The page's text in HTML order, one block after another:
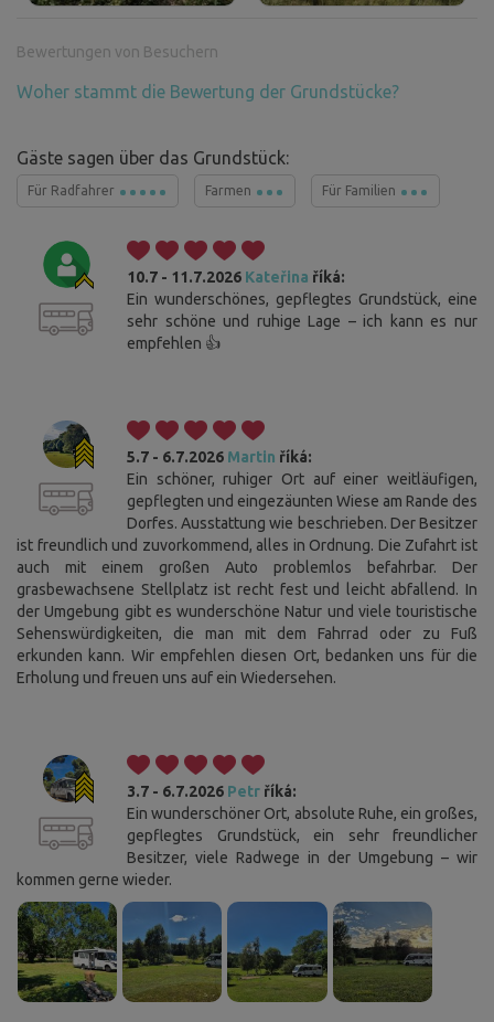
Bewertungen von Besuchern
Woher stammt die Bewertung der Grundstücke?
Gäste sagen über das Grundstück:
Für Radfahrer Farmen Für Familien
10.7 - 11.7.2026 Kateřina říká:
Ein wunderschönes, gepflegtes Grundstück, eine
sehr schöne und ruhige Lage – ich kann es nur
empfehlen 👍
5.7 - 6.7.2026 Martin říká:
Ein schöner, ruhiger Ort auf einer weitläufigen,
gepflegten und eingezäunten Wiese am Rande des
Dorfes. Ausstattung wie beschrieben. Der Besitzer
ist freundlich und zuvorkommend, alles in Ordnung. Die Zufahrt ist
auch mit einem großen Auto problemlos befahrbar. Der
grasbewachsene Stellplatz ist recht fest und leicht abfallend. In
der Umgebung gibt es wunderschöne Natur und viele touristische
Sehenswürdigkeiten, die man mit dem Fahrrad oder zu Fuß
erkunden kann. Wir empfehlen diesen Ort, bedanken uns für die
Erholung und freuen uns auf ein Wiedersehen.
3.7 - 6.7.2026 Petr říká:
Ein wunderschöner Ort, absolute Ruhe, ein großes,
gepflegtes Grundstück, ein sehr freundlicher
Besitzer, viele Radwege in der Umgebung – wir
kommen gerne wieder.